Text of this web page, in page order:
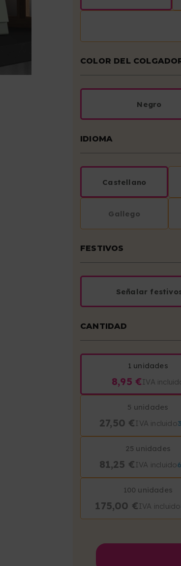
COLOR DEL
Negro
IDIOMA
Castellano
Gallego
FESTIVOS
Señalar
CANTIDAD
1 unidades
8,95 €IVA
5 unidades
27,50 €IVA incluido
25 unidades
81,25 €IVA incluido
100 unidades
175,00 €IVA incluido